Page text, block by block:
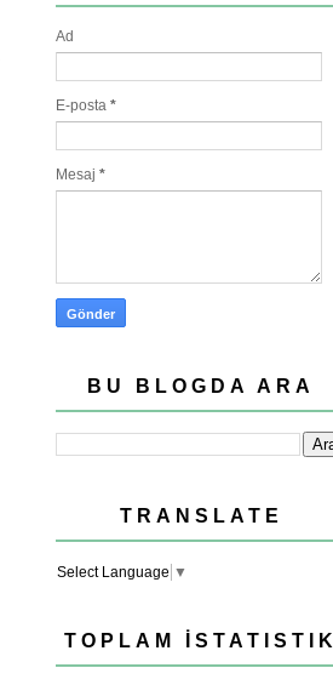
Ad
E-posta *
Mesaj *
BU BLOGDA ARA
TRANSLATE
Select Language ▼
TOPLAM İSTATISTIK